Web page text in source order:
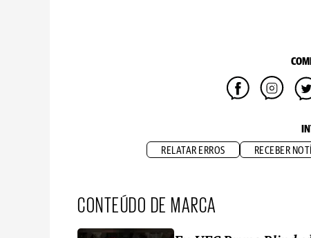
RELATAR ERROS RECEBER
CONTEÚDO DE MARCA